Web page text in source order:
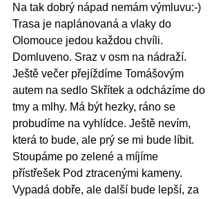
Na tak dobrý nápad nemám výmluvu:-)
Trasa je naplánovaná a vlaky do
Olomouce jedou každou chvíli.
Domluveno. Sraz v osm na nádraží.
Ještě večer přejíždíme Tomášovým
autem na sedlo Skřítek a odcházíme do
tmy a mlhy. Má být hezky, ráno se
probudíme na vyhlídce. Ještě nevím,
která to bude, ale prý se mi bude líbit.
Stoupáme po zelené a míjíme
přístřešek Pod ztracenými kameny.
Vypadá dobře, ale další bude lepší, za